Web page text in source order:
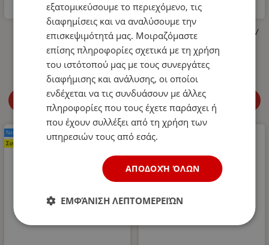
Λάστιχο Υψηλής Πίεσης για
Πλυστικό 400bar 10m
14.99 €
Αγοράστε
LED Όγκου Τριπλό 12V / 24V
Πορτοκαλί 110mm x 30mm
4.99 €
Αγοράστε
Νέο Προϊόν
Συνιστάται
Νέο Προϊόν
εξατομικεύσουμε το περιεχόμενο, τις
διαφημίσεις και να αναλύσουμε την
επισκεψιμότητά μας. Μοιραζόμαστε
επίσης πληροφορίες σχετικά με τη χρήση
του ιστότοπού μας με τους συνεργάτες
διαφήμισης και ανάλυσης, οι οποίοι
ενδέχεται να τις συνδυάσουν με άλλες
πληροφορίες που τους έχετε παράσχει ή
που έχουν συλλέξει από τη χρήση των
υπηρεσιών τους από εσάς.
ΑΠΟΔΟΧΉ ΌΛΩΝ
ΕΜΦΆΝΙΣΗ ΛΕΠΤΟΜΕΡΕΙΏΝ